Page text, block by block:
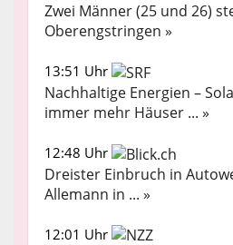
Zwei Männer (25 und 26)
Oberengstringen »
13:51 Uhr
Nachhaltige Energien –
immer mehr Häuser ... »
12:48 Uhr
Dreister Einbruch in
Allemann in ... »
12:01 Uhr